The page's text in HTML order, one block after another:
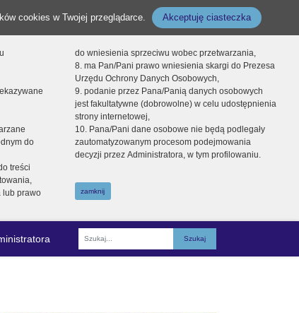
cookies w Twojej przeglądarce. Akceptuję ciasteczka
do
treści
lub prawo
do wniesienia sprzeciwu wobec przetwarzania,
8. ma Pan/Pani prawo wniesienia skargi do Prezesa
Urzędu Ochrony Danych Osobowych,
9. podanie przez Pana/Panią danych osobowych
jest fakultatywne (dobrowolne) w celu udostępnienia
strony internetowej,
10. Pana/Pani dane osobowe nie będą podlegały
zautomatyzowanym procesom podejmowania
decyzji przez Administratora, w tym profilowaniu.
zamknij
Fraza